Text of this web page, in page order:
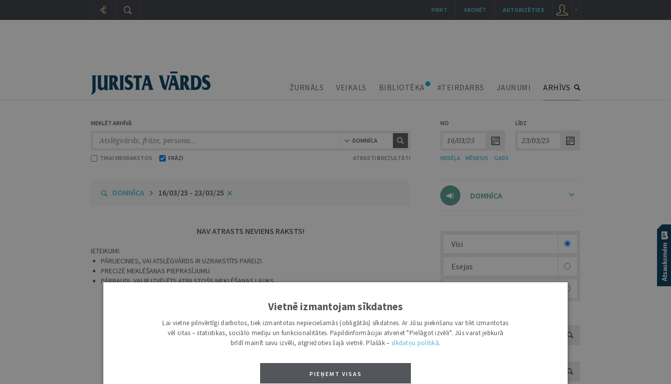
ŽURNĀLS VEIKALS BIBLIOTĒKA #TEIRDARBS JAUNUMI ARHĪVS
MEKLĒT ARHĪVĀ
DOMNĪCA
TIKAI VIRSRAKSTOS FRĀZI ATRASTI 0 REZULTĀTI
NO LĪDZ
NEDĒĻA MĒNESIS GADS
DOMNĪCA 16/03/25 - 23/03/25
NAV ATRASTS NEVIENS RAKSTS!
IETEIKUMI:
PĀRLIECINIES, VAI ATSLĒGVĀRDS IR UZRAKSTĪTS PAREIZI.
PRECIZĒ MEKLĒŠANAS PIEPRASĪJUMU.
PĀRBAUDI, VAI IR IZVĒLĒTS ATBILSTOŠS MEKLĒŠANAS LAUKS.
DOMNĪCA
Visi
Esejas
ESEJAS AUTORI
AUTORIZĒTIES
ABONĒT
PIRKT
Vietnē izmantojam sīkdatnes
Lai vietne pilnvērtīgi darbotos, tiek izmantotas nepieciešamās (obligātās) sīkdatnes. Ar Jūsu piekrišanu var tikt izmantotas
vēl citas – statistikas, sociālo mediju un funkcionalitātes. Papildinformācijai atveriet "Pielāgot izvēli". Jūs varat jebkurā
brīdī mainīt savu izvēli, atgriežoties šajā vietnē. Plašāk – sīkdatņu politikā.
PIEŅEMT VISAS